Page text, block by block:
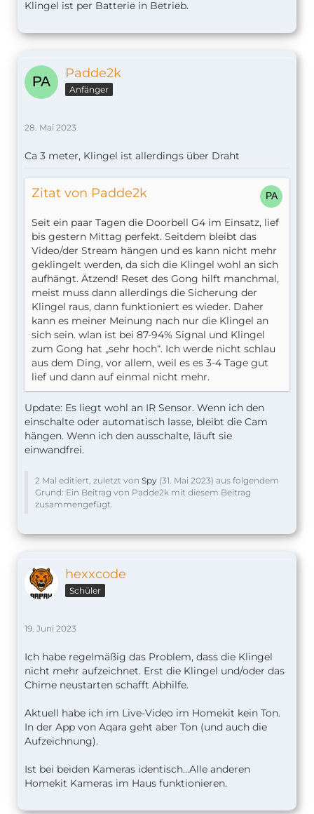
Klingel ist per Batterie in Betrieb.
Padde2k
Anfänger
28. Mai 2023
Ca 3 meter, Klingel ist allerdings über Draht
Zitat von Padde2k
Seit ein paar Tagen die Doorbell G4 im Einsatz, lief
bis gestern Mittag perfekt. Seitdem bleibt das
Video/der Stream hängen und es kann nicht mehr
geklingelt werden, da sich die Klingel wohl an sich
aufhängt. Ätzend! Reset des Gong hilft manchmal,
meist muss dann allerdings die Sicherung der
Klingel raus, dann funktioniert es wieder. Daher
kann es meiner Meinung nach nur die Klingel an
sich sein. wlan ist bei 87-94% Signal und Klingel
zum Gong hat „sehr hoch“. Ich werde nicht schlau
aus dem Ding, vor allem, weil es es 3-4 Tage gut
lief und dann auf einmal nicht mehr.
Update: Es liegt wohl an IR Sensor. Wenn ich den
einschalte oder automatisch lasse, bleibt die Cam
hängen. Wenn ich den ausschalte, läuft sie
einwandfrei.
2 Mal editiert, zuletzt von Spy (31. Mai 2023) aus folgendem
Grund: Ein Beitrag von Padde2k mit diesem Beitrag
zusammengefügt.
hexxcode
Schüler
19. Juni 2023
Ich habe regelmäßig das Problem, dass die Klingel
nicht mehr aufzeichnet. Erst die Klingel und/oder das
Chime neustarten schafft Abhilfe.
Aktuell habe ich im Live-Video im Homekit kein Ton.
In der App von Aqara geht aber Ton (und auch die
Aufzeichnung).
Ist bei beiden Kameras identisch...Alle anderen
Homekit Kameras im Haus funktionieren.